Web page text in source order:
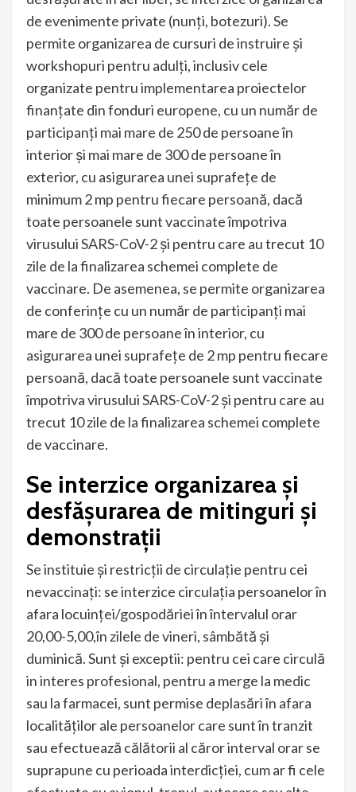
de evenimente private (nunți, botezuri). Se
permite organizarea de cursuri de instruire şi
workshopuri pentru adulţi, inclusiv cele
organizate pentru implementarea proiectelor
finanţate din fonduri europene, cu un număr de
participanţi mai mare de 250 de persoane în
interior şi mai mare de 300 de persoane în
exterior, cu asigurarea unei suprafeţe de
minimum 2 mp pentru fiecare persoană, dacă
toate persoanele sunt vaccinate împotriva
virusului SARS-CoV-2 şi pentru care au trecut 10
zile de la finalizarea schemei complete de
vaccinare. De asemenea, se permite organizarea
de conferinţe cu un număr de participanţi mai
mare de 300 de persoane în interior, cu
asigurarea unei suprafeţe de 2 mp pentru fiecare
persoană, dacă toate persoanele sunt vaccinate
împotriva virusului SARS-CoV-2 şi pentru care au
trecut 10 zile de la finalizarea schemei complete
de vaccinare.
Se interzice organizarea și
desfășurarea de mitinguri și
demonstrații
Se instituie și restricții de circulație pentru cei
nevaccinați: se interzice circulația persoanelor în
afara locuinței/gospodăriei în întervalul orar
20,00-5,00,în zilele de vineri, sâmbătă și
duminică. Sunt și exceptii: pentru cei care circulă
in interes profesional, pentru a merge la medic
sau la farmacei, sunt permise deplasări în afara
localităților ale persoanelor care sunt în tranzit
sau efectuează călătorii al căror interval orar se
suprapune cu perioada interdicției, cum ar fi cele